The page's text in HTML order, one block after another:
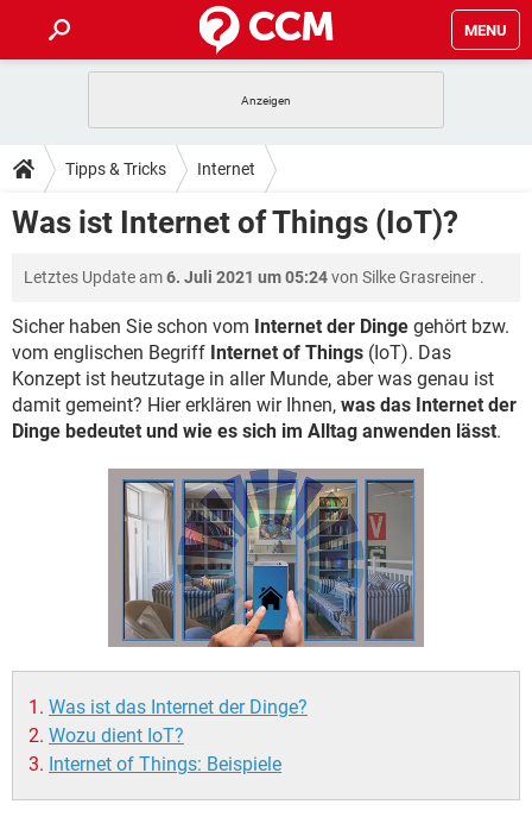
MENU
ANDROID
WINDOWS 10 INSTAGRAM
TIPPS & TRICKS
SPIELE
ANDROID IOS
WINDOWS 10 INSTAGRAM
WHATSAPP TIKTOK
FACEBOOK HARDWARE
DOWNLOADS
WINDOWS 10 INSTAGRAM
WHATSAPP TIKTOK
FACEBOOK HARDWARE
FORUM
SPIELE STREAMING
ANDROID IOS
WINDOWS 10 INSTAGRAM
WHATSAPP TIKTOK
HARDWARE
LEXIKON
SPIELE STREAMING
ANDROID IOS
TIKTOK
HARDWARE
Tipps & Tricks Internet
Was ist Internet of Things (IoT)?
Letztes Update am6. Juli 2021 um 05:24von Silke Grasreiner .
Sicher haben Sie schon vom Internet der Dinge gehört bzw.
vom englischen Begriff Internet of Things (IoT). Das
Konzept ist heutzutage in aller Munde, aber was genau ist
damit gemeint? Hier erklären wir Ihnen, was das Internet der
Dinge bedeutet und wie es sich im Alltag anwenden lässt.
Was ist das Internet der Dinge?
Wozu dient IoT?
Internet of Things: Beispiele